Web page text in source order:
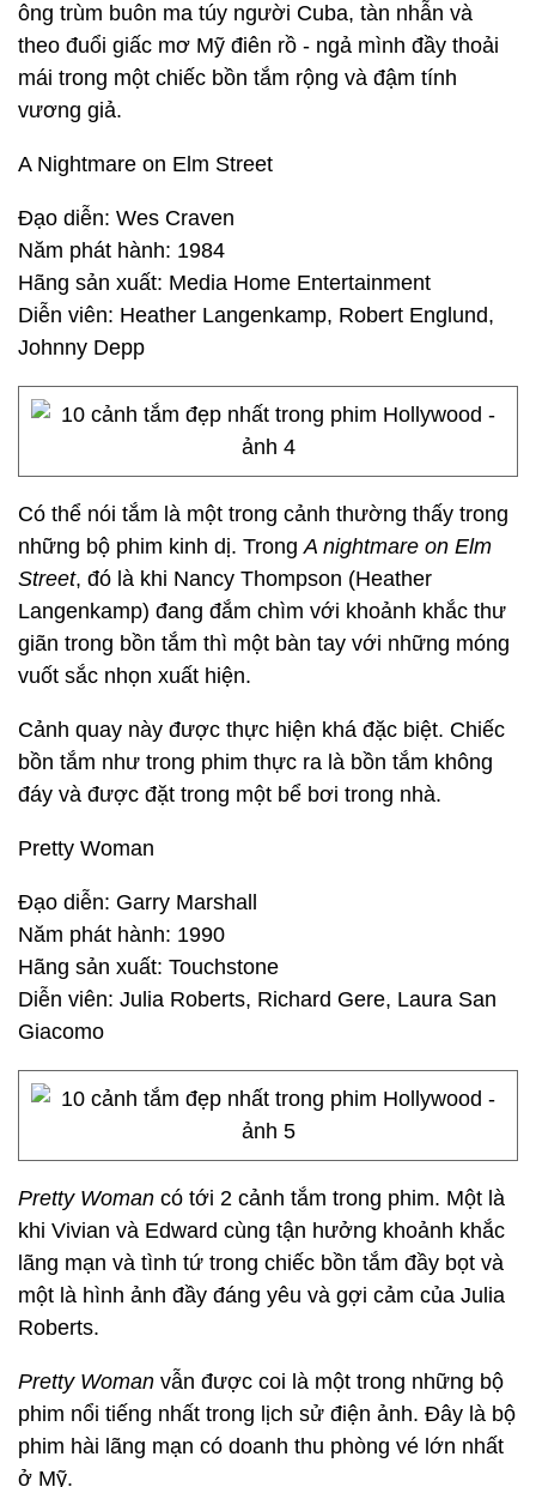
ông trùm buôn ma túy người Cuba, tàn nhẫn và
theo đuổi giấc mơ Mỹ điên rồ - ngả mình đầy thoải
mái trong một chiếc bồn tắm rộng và đậm tính
vương giả.
A Nightmare on Elm Street
Đạo diễn: Wes Craven
Năm phát hành: 1984
Hãng sản xuất: Media Home Entertainment
Diễn viên: Heather Langenkamp, Robert Englund,
Johnny Depp
Có thể nói tắm là một trong cảnh thường thấy trong
những bộ phim kinh dị. TrongA nightmare on Elm
Street, đó là khi Nancy Thompson (Heather
Langenkamp) đang đắm chìm với khoảnh khắc thư
giãn trong bồn tắm thì một bàn tay với những móng
vuốt sắc nhọn xuất hiện.
Cảnh quay này được thực hiện khá đặc biệt. Chiếc
bồn tắm như trong phim thực ra là bồn tắm không
đáy và được đặt trong một bể bơi trong nhà.
Pretty Woman
Đạo diễn: Garry Marshall
Năm phát hành: 1990
Hãng sản xuất: Touchstone
Diễn viên: Julia Roberts, Richard Gere, Laura San
Giacomo
Pretty Woman có tới 2 cảnh tắm trong phim. Một là
khi Vivian và Edward cùng tận hưởng khoảnh khắc
lãng mạn và tình tứ trong chiếc bồn tắm đầy bọt và
một là hình ảnh đầy đáng yêu và gợi cảm của Julia
Roberts.
Pretty Woman vẫn được coi là một trong những bộ
phim nổi tiếng nhất trong lịch sử điện ảnh. Đây là bộ
phim hài lãng mạn có doanh thu phòng vé lớn nhất
ở Mỹ.